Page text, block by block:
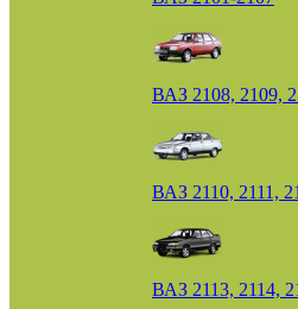
ВАЗ 2108, 2109,
ВАЗ 2110, 2111,
ВАЗ 2113, 2114,